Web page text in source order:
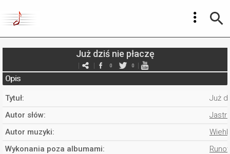
Już dziś nie płaczę
0 0
Opis
Tytuł:
Już
Autor słów:
Autor muzyki:
Wykonania poza albumami: